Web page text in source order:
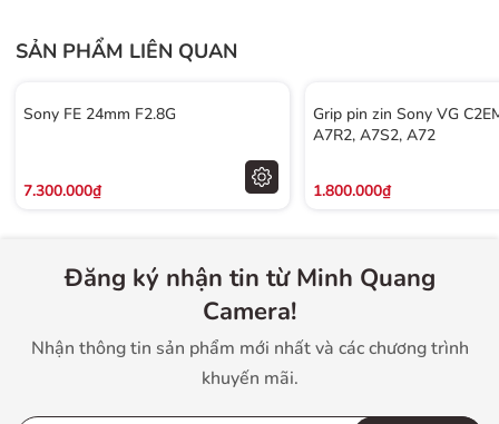
gọn này dễ dàng nằm gọn trong lòng bàn tay và chỉ
nặng 524 Gram. Ống kính FE 35 mm F1.4 GM cho khả
trường và điều kiện chụp rộng nhất có thể.
SẢN PHẨM LIÊN QUAN
Sony FE 24mm F2.8G
7.300.000₫
Grip pin zin Sony VG
A7R2, A7S2, A72
1.800.000₫
Đăng ký nhận tin từ Minh Quang
Camera!
Nhận thông tin sản phẩm mới nhất và các chương trình
khuyến mãi.